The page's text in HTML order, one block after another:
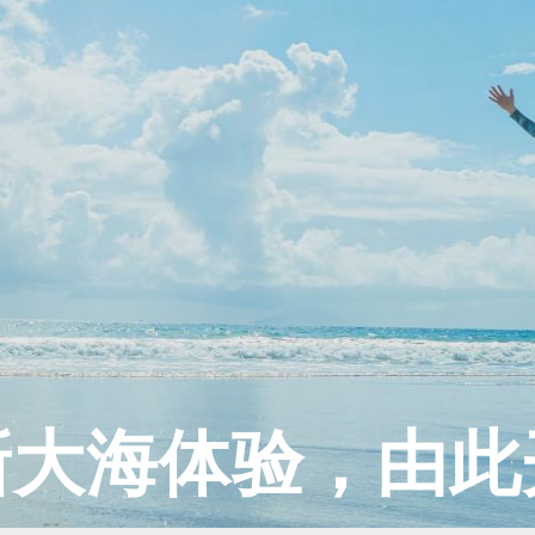
海体验，由